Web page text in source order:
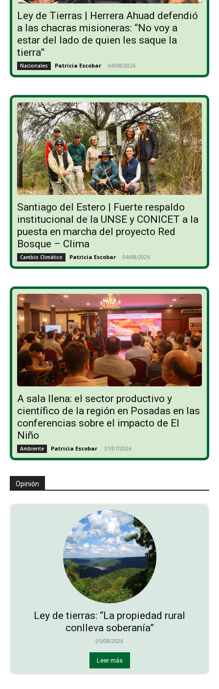
Ley de Tierras | Herrera Ahuad defendió
a las chacras misioneras: “No voy a
estar del lado de quien les saque la
tierra”
Nacionales Patricia Escobar - 04/08/2026
Santiago del Estero | Fuerte respaldo
institucional de la UNSE y CONICET a la
puesta en marcha del proyecto Red
Bosque – Clima
Cambio Climático Patricia Escobar - 04/08/2026
A sala llena: el sector productivo y
científico de la región en Posadas en las
conferencias sobre el impacto de El
Niño
Ambiente Patricia Escobar - 31/07/2026
Opinión
Ley de tierras: “La propiedad rural
conlleva soberanía”
05/08/2026
Leer más